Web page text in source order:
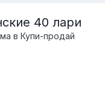
40 лари
в Купи-продай